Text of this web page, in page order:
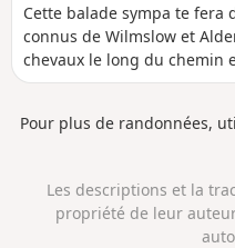
Cette balade sympa te fera
connus de Wilmslow et
chevaux le long du chemin
vues sur Alderley Edge et
Pour plus de randonnées,
Les descriptions et la
propriété de leur